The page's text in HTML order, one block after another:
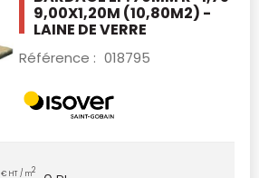
9,00X1,20M (10,80M2) -
LAINE DE VERRE
Référence : 018795
€ HT / m2